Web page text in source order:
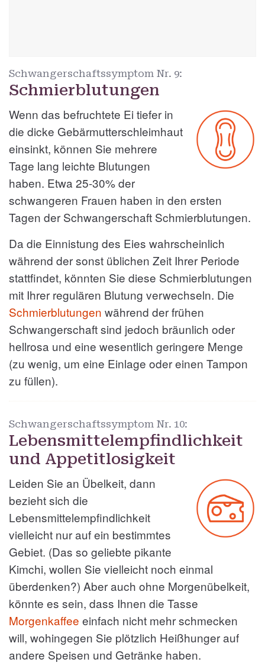
Schwangerschaftssymptom Nr. 9:
Schmierblutungen
Wenn das befruchtete Ei tiefer in
die dicke Gebärmutterschleimhaut
einsinkt, können Sie mehrere
Tage lang leichte Blutungen
haben. Etwa 25-30% der
schwangeren Frauen haben in den ersten
Tagen der Schwangerschaft Schmierblutungen.
Da die Einnistung des Eies wahrscheinlich
während der sonst üblichen Zeit Ihrer Periode
stattfindet, könnten Sie diese Schmierblutungen
mit Ihrer regulären Blutung verwechseln. Die
Schmierblutungen während der frühen
Schwangerschaft sind jedoch bräunlich oder
hellrosa und eine wesentlich geringere Menge
(zu wenig, um eine Einlage oder einen Tampon
zu füllen).
Schwangerschaftssymptom Nr. 10:
Lebensmittelempfindlichkeit
und Appetitlosigkeit
Leiden Sie an Übelkeit, dann
bezieht sich die
Lebensmittelempfindlichkeit
vielleicht nur auf ein bestimmtes
Gebiet. (Das so geliebte pikante
Kimchi, wollen Sie vielleicht noch einmal
überdenken?) Aber auch ohne Morgenübelkeit,
könnte es sein, dass Ihnen die Tasse
Morgenkaffee einfach nicht mehr schmecken
will, wohingegen Sie plötzlich Heißhunger auf
andere Speisen und Getränke haben.